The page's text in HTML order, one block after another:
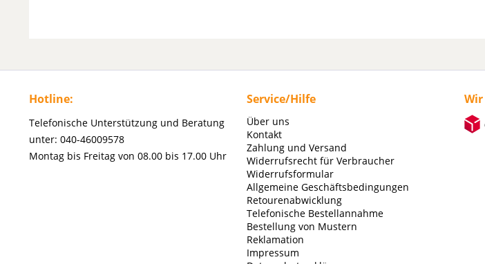
Hotline:
Telefonische Unterstützung und Beratung
unter: 040-46009578
Montag bis Freitag von 08.00 bis 17.00 Uhr
Service/Hilfe
Über uns
Kontakt
Zahlung und Versand
Widerrufsrecht für Verbraucher
Widerrufsformular
Allgemeine Geschäftsbedingungen
Retourenabwicklung
Telefonische Bestellannahme
Bestellung von Mustern
Reklamation
Impressum